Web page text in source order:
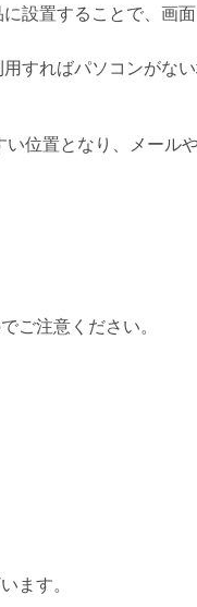
設置することで、画
すればパソコンがな
位置となり、メール
ご注意ください。
ます。